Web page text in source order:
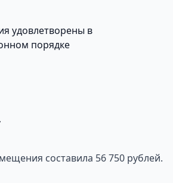
удовлетворены в
порядке
составила 56 750 рублей.